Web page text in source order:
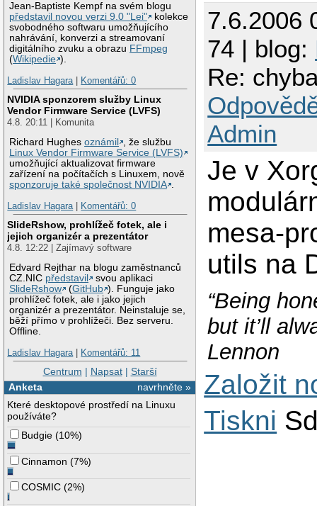
Jean-Baptiste Kempf na svém blogu
představil novou verzi 9.0 "Lei"
kolekce
svobodného softwaru umožňujícího
nahrávání, konverzi a streamovaní
digitálního zvuku a obrazu FFmpeg
(Wikipedie ).
Ladislav Hagara| Komentářů: 0
NVIDIA sponzorem služby Linux
Vendor Firmware Service (LVFS)
4.8. 20:11 | Komunita
Richard Hughesoznámil
, že službu
Linux Vendor Firmware Service (LVFS)
umožňující aktualizovat firmware
zařízení na počítačích s Linuxem, nově
sponzoruje také společnost NVIDIA .
Ladislav Hagara| Komentářů: 0
SlideRshow, prohlížeč fotek, ale i
jejich organizér a prezentátor
4.8. 12:22 | Zajímavý software
Edvard Rejthar na blogu zaměstnanců
CZ.NIC představil
svou aplikaci
SlideRshow
(GitHub ). Funguje jako
prohlížeč fotek, ale i jako jejich
organizér a prezentátor. Neinstaluje se,
běží přímo v prohlížeči. Bez serveru.
Offline.
Ladislav Hagara| Komentářů: 11
Centrum | Napsat| Starší
navrhněte »
Anketa
Které desktopové prostředí na Linuxu
používáte?
Budgie (10%)
Cinnamon (7%)
COSMIC (2%)
7.6.2006
74 | blog:
Re:
Admin
Je v
mesa-
utils na
“Being
but it’ll
Lennon
Založit
Tiskni